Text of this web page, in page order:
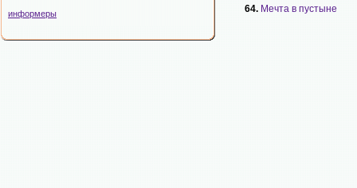
информеры
64. Мечта в пустыне